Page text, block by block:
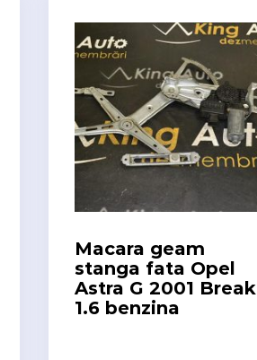
Macara geam
stanga fata Opel
Astra G 2001 Break
1.6 benzina